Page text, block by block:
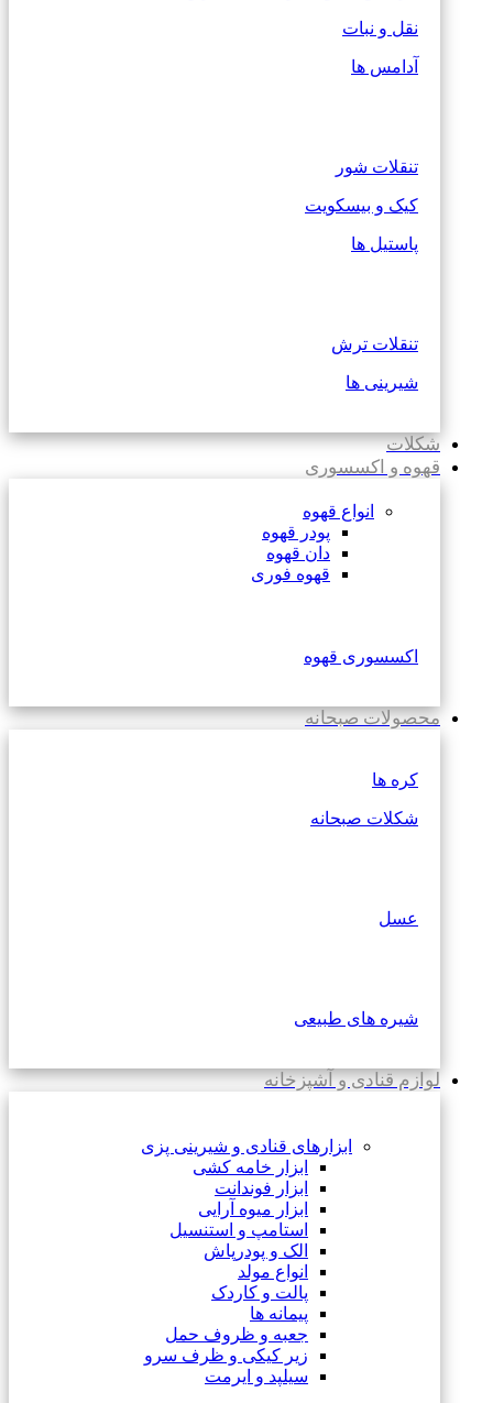
نقل و نبات
آدامس ها
تنقلات شور
کیک و بیسکویت
پاستیل ها
تنقلات ترش
شیرینی ها
شکلات
قهوه و اکسسوری
انواع قهوه
پودر قهوه
دان قهوه
قهوه فوری
اکسسوری قهوه
محصولات صبحانه
کره ها
شکلات صبحانه
عسل
شیره های طبیعی
لوازم قنادی و آشپزخانه
ابزارهای قنادی و شیرینی پزی
ابزار خامه کشی
ابزار فوندانت
ابزار میوه آرایی
استامپ و استنسیل
الک و پودرپاش
انواع مولد
پالت و کاردک
پیمانه ها
جعبه و ظروف حمل
زیر کیکی و ظرف سرو
سیلپد و ایرمت